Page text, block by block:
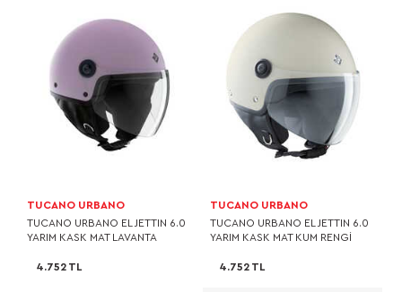
TUCANO URBANO
TUCANO URBANO EL JETTIN 6.0
YARIM KASK MAT LAVANTA
4.752 TL
TUCANO URBANO
TUCANO URBANO EL JETTIN 6.0
YARIM KASK MAT KUM RENGİ
4.752 TL